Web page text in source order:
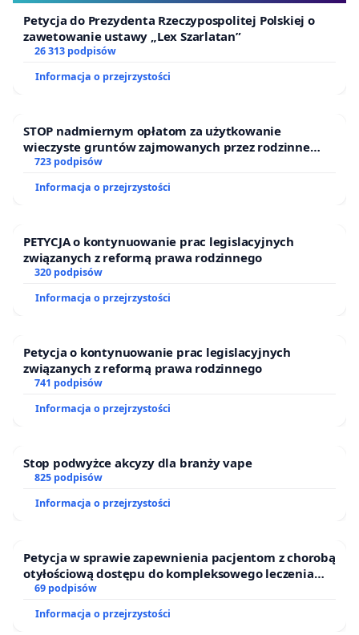
Petycja do Prezydenta Rzeczypospolitej Polskiej o
zawetowanie ustawy „Lex Szarlatan”
26 313 podpisów
Informacja o przejrzystości
STOP nadmiernym opłatom za użytkowanie
wieczyste gruntów zajmowanych przez rodzinne
ogrody działkowe.
723 podpisów
Informacja o przejrzystości
PETYCJA o kontynuowanie prac legislacyjnych
związanych z reformą prawa rodzinnego
320 podpisów
Informacja o przejrzystości
Petycja o kontynuowanie prac legislacyjnych
związanych z reformą prawa rodzinnego
741 podpisów
Informacja o przejrzystości
Stop podwyżce akcyzy dla branży vape
825 podpisów
Informacja o przejrzystości
Petycja w sprawie zapewnienia pacjentom z chorobą
otyłościową dostępu do kompleksowego leczenia
oraz programów profilaktycznych.
69 podpisów
Informacja o przejrzystości